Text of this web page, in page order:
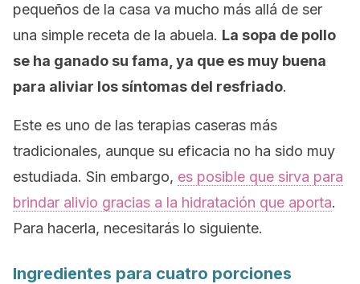
pequeños de la casa va mucho más allá de ser
una simple receta de la abuela. La sopa de pollo
se ha ganado su fama, ya que es muy buena
para aliviar los síntomas del resfriado.
Este es uno de las terapias caseras más
tradicionales, aunque su eficacia no ha sido muy
estudiada. Sin embargo, es posible que sirva para
brindar alivio gracias a la hidratación que aporta.
Para hacerla, necesitarás lo siguiente.
Ingredientes para cuatro porciones